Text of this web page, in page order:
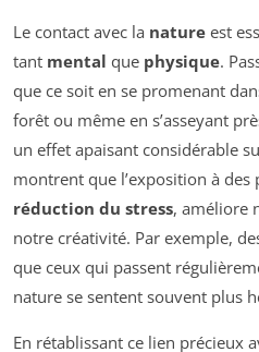
Le contact avec la nature est
tant mental que physique.
que ce soit en se promenant
forêt ou même en s’asseyant
un effet apaisant considérable
montrent que l’exposition à des
réduction du stress, améliore
notre créativité. Par exemple,
que ceux qui passent
nature se sentent souvent plus
En rétablissant ce lien précieux